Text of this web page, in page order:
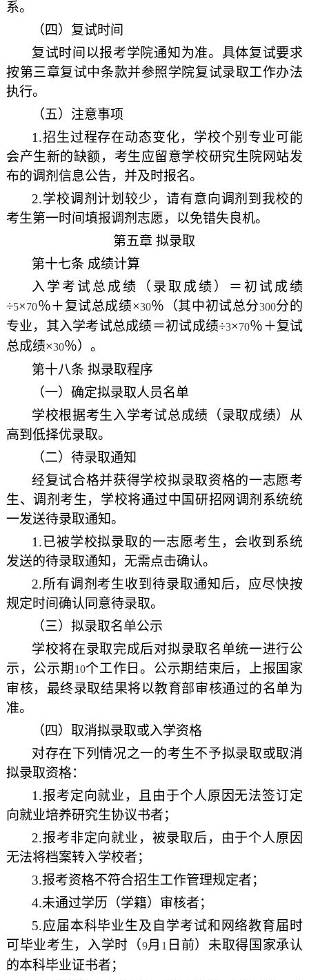
系。
（四）复试时间
复试时间以报考学院通知为准。具体复试要求
按第三章复试中条款并参照学院复试录取工作办法
执行。
（五）注意事项
1.招生过程存在动态变化，学校个别专业可能
会产生新的缺额，考生应留意学校研究生院网站发
布的调剂信息公告，并及时报名。
2.学校调剂计划较少，请有意向调剂到我校的
考生第一时间填报调剂志愿，以免错失良机。
第五章 拟录取
第十七条 成绩计算
入学考试总成绩（录取成绩）＝初试成绩
÷5×70％＋复试总成绩×30％（其中初试总分300分的
专业，其入学考试总成绩＝初试成绩÷3×70％＋复试
总成绩×30％）。
第十八条 拟录取程序
（一）确定拟录取人员名单
学校根据考生入学考试总成绩（录取成绩）从
高到低择优录取。
（二）待录取通知
经复试合格并获得学校拟录取资格的一志愿考
生、调剂考生，学校将通过中国研招网调剂系统统
一发送待录取通知。
1.已被学校拟录取的一志愿考生，会收到系统
发送的待录取通知，无需点击确认。
2.所有调剂考生收到待录取通知后，应尽快按
规定时间确认同意待录取。
（三）拟录取名单公示
学校将在录取完成后对拟录取名单统一进行公
示，公示期 10个工作日。公示期结束后，上报国家
审核，最终录取结果将以教育部审核通过的名单为
准。
（四）取消拟录取或入学资格
对存在下列情况之一的考生不予拟录取或取消
拟录取资格：
1.报考定向就业，且由于个人原因无法签订定
向就业培养研究生协议书者；
2.报考非定向就业，被录取后，由于个人原因
无法将档案转入学校者；
3.报考资格不符合招生工作管理规定者；
4.未通过学历（学籍）审核者；
5.应届本科毕业生及自学考试和网络教育届时
可毕业考生，入学时（9月 1 日前）未取得国家承认
的本科毕业证书者；